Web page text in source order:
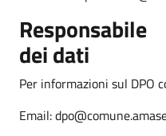
dei dati
Per informazioni sul DPO
Email: